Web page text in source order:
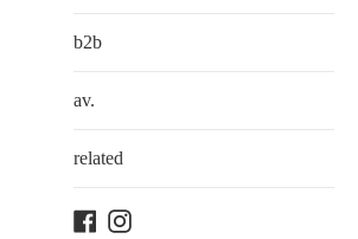
b2b
av.
related
FacebookInstagram